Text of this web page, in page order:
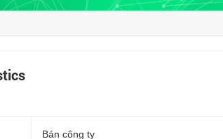
Bán công ty